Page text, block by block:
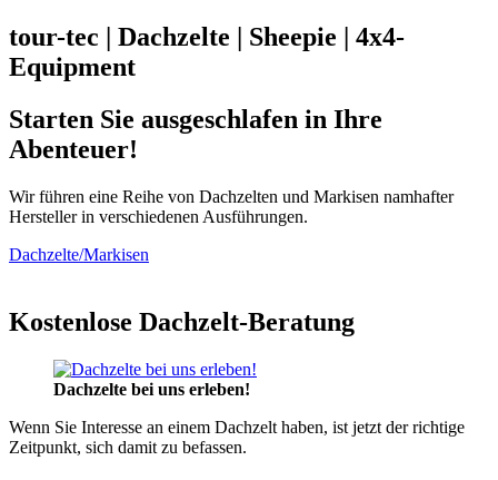
tour-tec | Dachzelte | Sheepie | 4x4-
Equipment
Starten Sie ausgeschlafen in Ihre
Abenteuer!
Wir führen eine Reihe von Dachzelten und Markisen namhafter
Hersteller in verschiedenen Ausführungen.
Dachzelte/Markisen
Kostenlose Dachzelt-Beratung
Dachzelte bei uns erleben!
Wenn Sie Interesse an einem Dachzelt haben, ist jetzt der richtige
Zeitpunkt, sich damit zu befassen.